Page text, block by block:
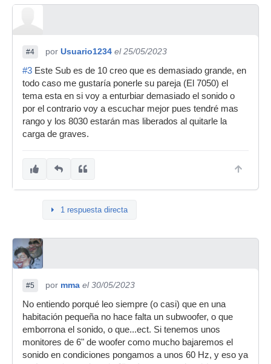
#4 por Usuario1234 el 25/05/2023
#3 Este Sub es de 10 creo que es demasiado grande, en
todo caso me gustaría ponerle su pareja (El 7050) el
tema esta en si voy a enturbiar demasiado el sonido o
por el contrario voy a escuchar mejor pues tendré mas
rango y los 8030 estarán mas liberados al quitarle la
carga de graves.
1 respuesta directa
#5 por mma el 30/05/2023
No entiendo porqué leo siempre (o casi) que en una
habitación pequeña no hace falta un subwoofer, o que
emborrona el sonido, o que...ect. Si tenemos unos
monitores de 6" de woofer como mucho bajaremos el
sonido en condiciones pongamos a unos 60 Hz, y eso ya